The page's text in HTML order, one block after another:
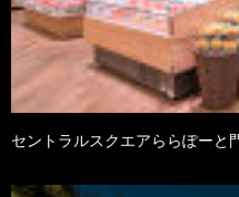
セントラルスクエアららぽーと